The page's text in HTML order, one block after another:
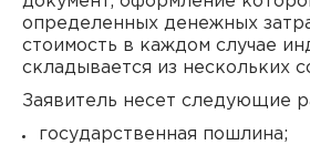
определенных денежных
стоимость в каждом случае
складывается из нескольких
Заявитель несет следующие
государственная пошлина;